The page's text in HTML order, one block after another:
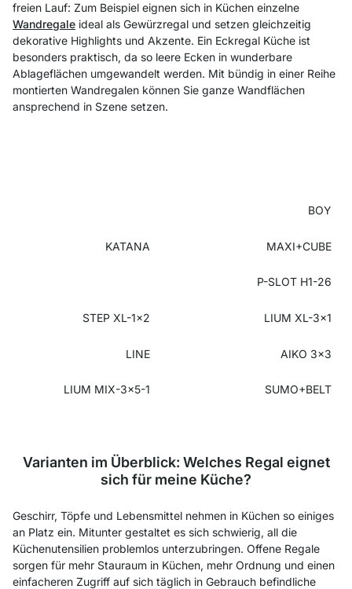
freien Lauf: Zum Beispiel eignen sich in Küchen einzelne
Wandregale ideal als Gewürzregal und setzen gleichzeitig
dekorative Highlights und Akzente. Ein Eckregal Küche ist
besonders praktisch, da so leere Ecken in wunderbare
Ablageflächen umgewandelt werden. Mit bündig in einer Reihe
montierten Wandregalen können Sie ganze Wandflächen
ansprechend in Szene setzen.
BOY
KATANA MAXI+CUBE
P-SLOT H1-26
STEP XL-1x2 LIUM XL-3x1
LINE AIKO 3x3
LIUM MIX-3x5-1 SUMO+BELT
Varianten im Überblick: Welches Regal eignet
sich für meine Küche?
Geschirr, Töpfe und Lebensmittel nehmen in Küchen so einiges
an Platz ein. Mitunter gestaltet es sich schwierig, all die
Küchenutensilien problemlos unterzubringen. Offene Regale
sorgen für mehr Stauraum in Küchen, mehr Ordnung und einen
einfacheren Zugriff auf sich täglich in Gebrauch befindliche